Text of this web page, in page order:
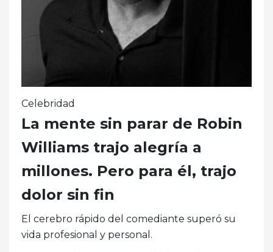
Celebridad
La mente sin parar de Robin
Williams trajo alegría a
millones. Pero para él, trajo
dolor sin fin
El cerebro rápido del comediante superó su
vida profesional y personal.